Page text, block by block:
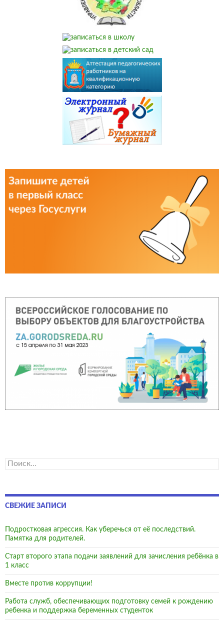
Найти:
СВЕЖИЕ ЗАПИСИ
Подростковая агрессия. Как уберечься от её последствий.
Памятка для родителей.
Старт второго этапа подачи заявлений для зачисления ребёнка в
1 класс
Вместе против коррупции!
Работа служб, обеспечивающих подготовку семей к рождению
ребенка и поддержка беременных студенток